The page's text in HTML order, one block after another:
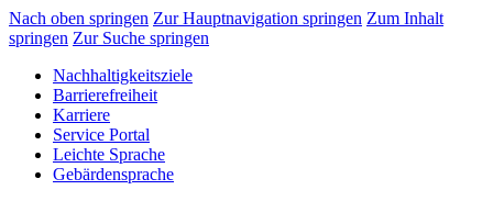
Nach oben springen Zur Hauptnavigation springen Zum Inhalt
springen Zur Suche springen
Nachhaltigkeitsziele
Barrierefreiheit
Karriere
Service Portal
Leichte Sprache
Gebärdensprache